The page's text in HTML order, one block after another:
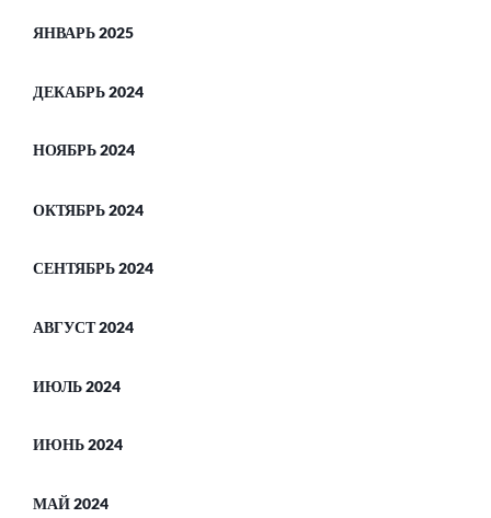
ЯНВАРЬ 2025
ДЕКАБРЬ 2024
НОЯБРЬ 2024
ОКТЯБРЬ 2024
СЕНТЯБРЬ 2024
АВГУСТ 2024
ИЮЛЬ 2024
ИЮНЬ 2024
МАЙ 2024